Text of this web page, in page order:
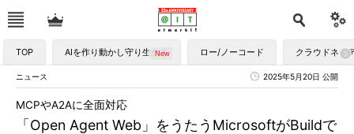
TOP AIを作り動かし守り生かす ロー/ノーコード クラウドネイ
ニュース 2025年5月20日 公開
「Open Agent Web」をうたうMicrosoftがBuildで
MCPやA2Aに全面対応